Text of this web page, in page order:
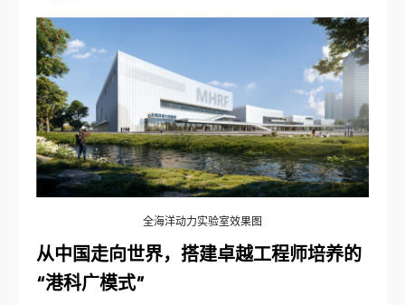
全海洋动力实验室效果图
从中国走向世界，搭建卓越工程师培养的
“港科广模式”